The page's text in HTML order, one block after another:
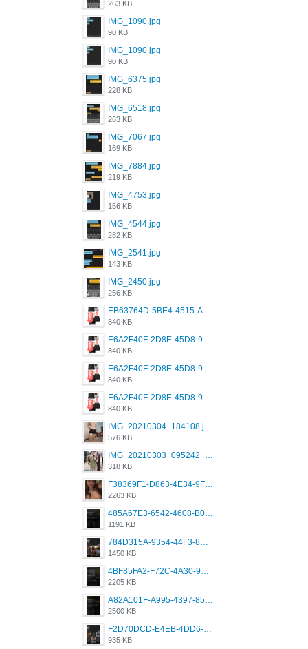
263 KB
IMG_1090.jpg
90 KB
IMG_1090.jpg
90 KB
IMG_6375.jpg
228 KB
IMG_6518.jpg
263 KB
IMG_7067.jpg
169 KB
IMG_7884.jpg
219 KB
IMG_4753.jpg
156 KB
IMG_4544.jpg
282 KB
IMG_2541.jpg
143 KB
IMG_2450.jpg
256 KB
EB63764D-5BE4-4515-AE2D-C12D6462FA6E.jpeg
840 KB
E6A2F40F-2D8E-45D8-9173-4E0A49DB0C32.jpeg
840 KB
E6A2F40F-2D8E-45D8-9173-4E0A49DB0C32.jpeg
840 KB
E6A2F40F-2D8E-45D8-9173-4E0A49DB0C32.jpeg
840 KB
IMG_20210304_184108.jpg
576 KB
IMG_20210303_095242_330.jpg
318 KB
F38369F1-D863-4E34-9F3A-A5E6EFE4ACF1.jpeg
2263 KB
485A67E3-6542-4608-B01F-4376EE148F7C.png
1191 KB
784D315A-9354-44F3-8CBF-4F5A2119BE00.png
1450 KB
4BF85FA2-F72C-4A30-99F1-443614A985FC.png
2205 KB
A82A101F-A995-4397-8534-7EB8F89DCCB6.png
2500 KB
F2D70DCD-E4EB-4DD6-B5E2-B307012546D7.png
935 KB